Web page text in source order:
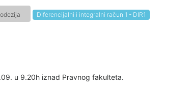
Diferencijalni i integralni račun 1 - DIR1
u 9.20h iznad Pravnog fakulteta.